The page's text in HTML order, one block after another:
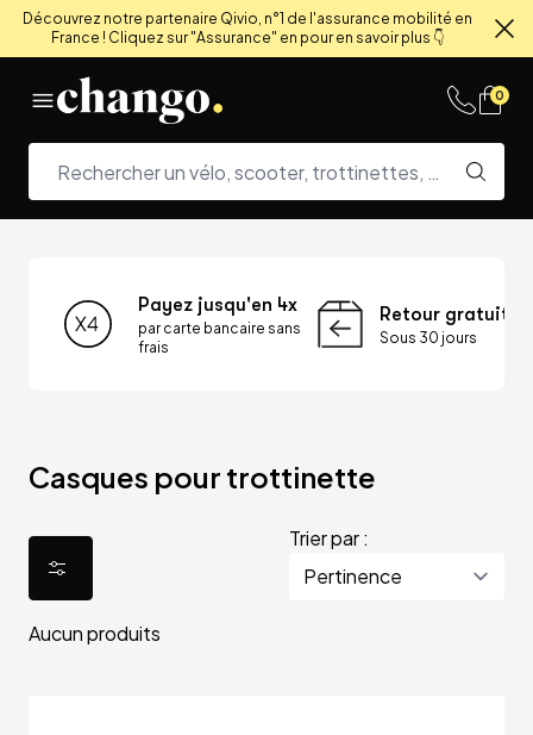
Découvrez notre partenaire Qivio, n°1 de l'assurance mobilité en
France ! Cliquez sur "Assurance" en pour en savoir plus 👇
0
Payez jusqu'en 4x
par carte bancaire sans
frais
Retour gratuit
Sous 30 jours
Casques pour trottinette
Trier par :
Aucun produits